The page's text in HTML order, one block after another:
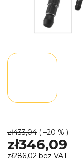
zł433,04 ( –20 % )
zł346,09
zł286,02 bez VAT